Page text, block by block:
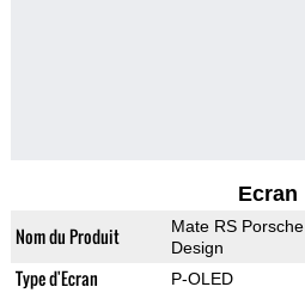
Ecran
Nom du Produit
Mate RS Porsche
Design
Type d'Ecran P-OLED